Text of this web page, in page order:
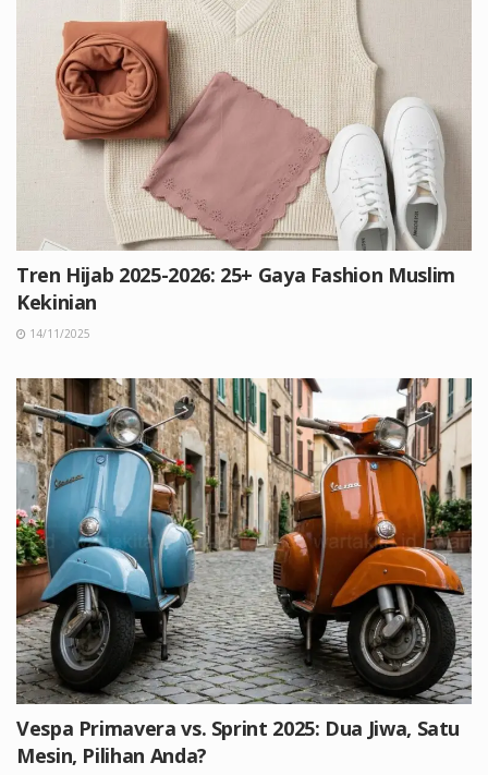
Tren Hijab 2025-2026: 25+ Gaya Fashion Muslim
Kekinian
14/11/2025
Vespa Primavera vs. Sprint 2025: Dua Jiwa, Satu
Mesin, Pilihan Anda?